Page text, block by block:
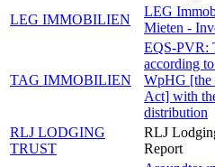
LEG IMMOBILIEN
LEG
Mieten -
TAG IMMOBILIEN
EQS-PVR:
according
WpHG [the
Act] with
distribution
RLJ LODGING
TRUST
RLJ
Report